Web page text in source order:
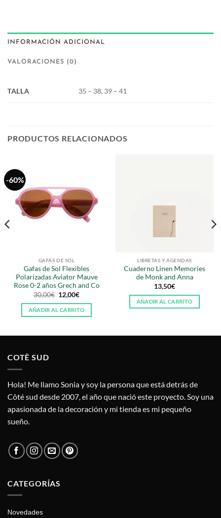
INFORMACIÓN ADICIONAL
VALORACIONES (0)
TALLA 35 – 38, 39 – 41
PRODUCTOS RELACIONADOS
-60%
GAFAS DE SOL
Gafas de Sol Flexibles
Polarizadas Aviator Mauve
Rose 0-2 años Grech and Co
30,00€ El
precio
original
era:
30,00€.
12,00€El
actual
es:
12,00€.
AÑADIR AL CARRITO
LIBRETAS Y AGENDAS
Cuaderno Linen Memories
de Monk and Anna
13,50€
AÑADIR AL CARRITO
COTÊ SUD
Hola! Me llamo Sonia y soy la persona que está detrás de
Côté sud desde 2007, el año que nació este proyecto. Soy una
apasionada de la decoración y mi tienda es mi pequeño
sueño.
CATEGORÍAS
Novedades